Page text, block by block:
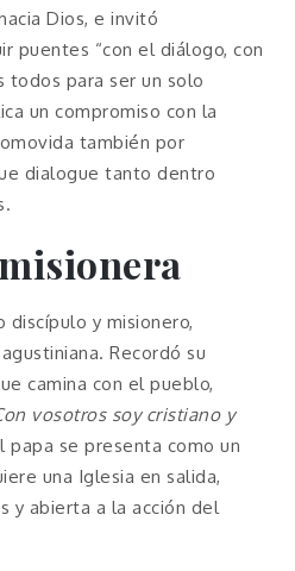
Dios, e invitó
puentes “con el diálogo, con
todos para ser un solo
un compromiso con la
también por
dialogue tanto dentro
discípulo y misionero,
Recordó su
camina con el pueblo,
vosotros soy cristiano y
papa se presenta como un
una Iglesia en salida,
y abierta a la acción del